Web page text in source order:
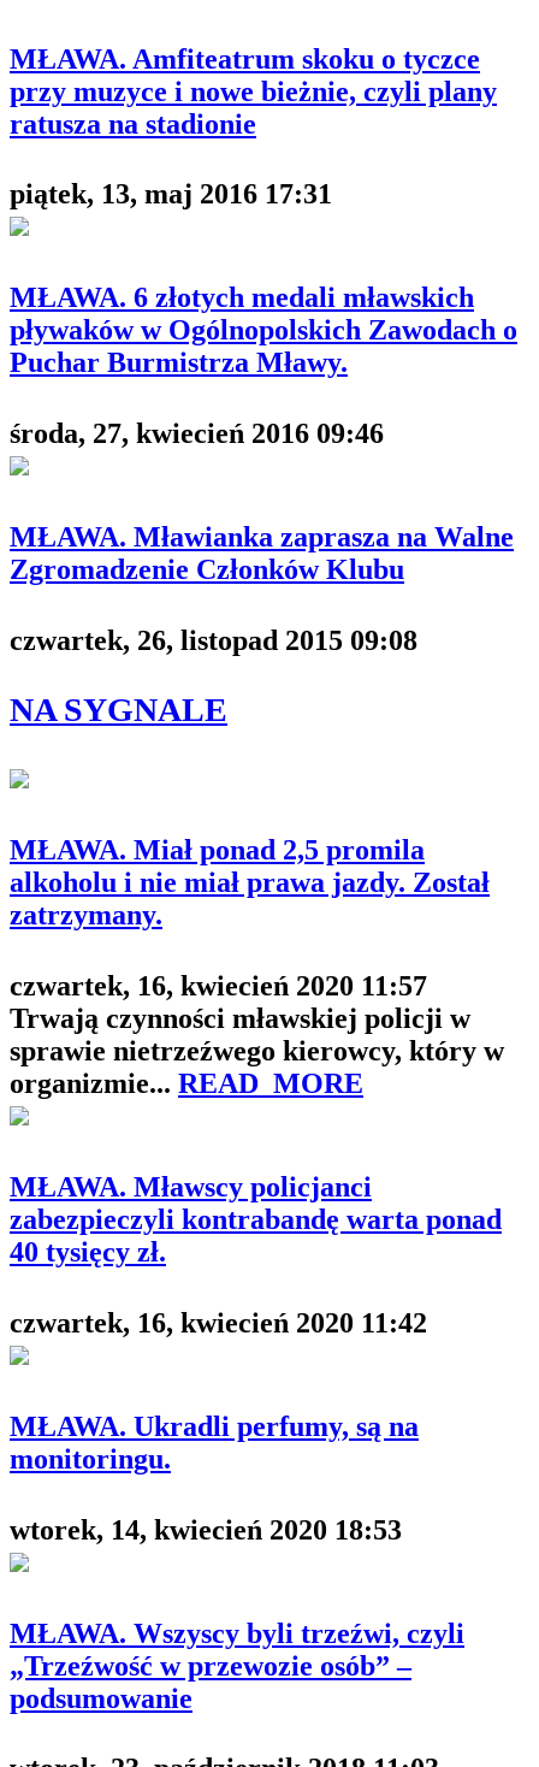
MŁAWA. Amfiteatrum skoku o tyczce
przy muzyce i nowe bieżnie, czyli plany
ratusza na stadionie
piątek, 13, maj 2016 17:31
MŁAWA. 6 złotych medali mławskich
pływaków w Ogólnopolskich Zawodach o
Puchar Burmistrza Mławy.
środa, 27, kwiecień 2016 09:46
MŁAWA. Mławianka zaprasza na Walne
Zgromadzenie Członków Klubu
czwartek, 26, listopad 2015 09:08
NA SYGNALE
MŁAWA. Miał ponad 2,5 promila
alkoholu i nie miał prawa jazdy. Został
zatrzymany.
czwartek, 16, kwiecień 2020 11:57
Trwają czynności mławskiej policji w
sprawie nietrzeźwego kierowcy, który w
organizmie... READ_MORE
MŁAWA. Mławscy policjanci
zabezpieczyli kontrabandę warta ponad
40 tysięcy zł.
czwartek, 16, kwiecień 2020 11:42
MŁAWA. Ukradli perfumy, są na
monitoringu.
wtorek, 14, kwiecień 2020 18:53
MŁAWA. Wszyscy byli trzeźwi, czyli
„Trzeźwość w przewozie osób” –
podsumowanie